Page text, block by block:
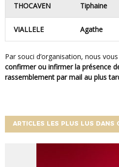
THOCAVEN Tiphaine
VIALLELE Agathe
Par souci d’organisation, nous
confirmer ou infirmer la présence
rassemblement par mail au plus
ARTICLES LES PLUS LUS DANS